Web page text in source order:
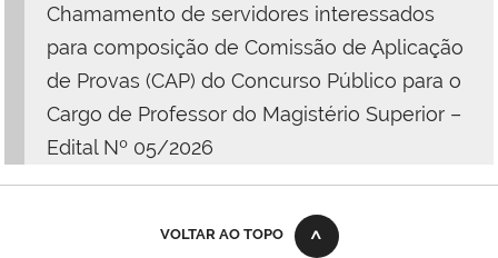
Chamamento de servidores interessados
para composição de Comissão de Aplicação
de Provas (CAP) do Concurso Público para o
Cargo de Professor do Magistério Superior –
Edital Nº 05/2026
VOLTAR AO TOPO